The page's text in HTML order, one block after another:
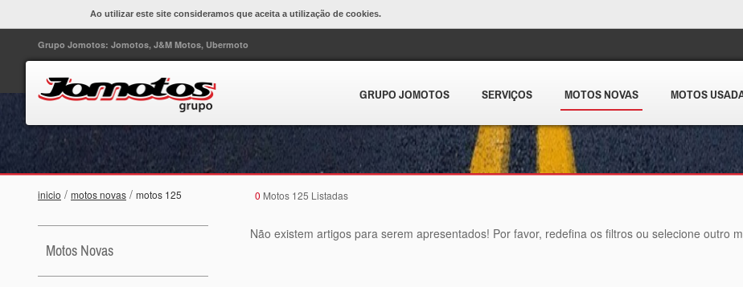
Ao utilizar este site consideramos que aceita a utilização de cookies.
Grupo Jomotos: Jomotos, J&M Motos, Ubermoto
GRUPO JOMOTOS SERVIÇOS MOTOS NOVAS MOTOS
inicio / motos novas / motos 125
Motos Novas
0 Motos 125 Listadas
Não existem artigos para serem apresentados! Por favor, redefina os filtros ou selecione outro